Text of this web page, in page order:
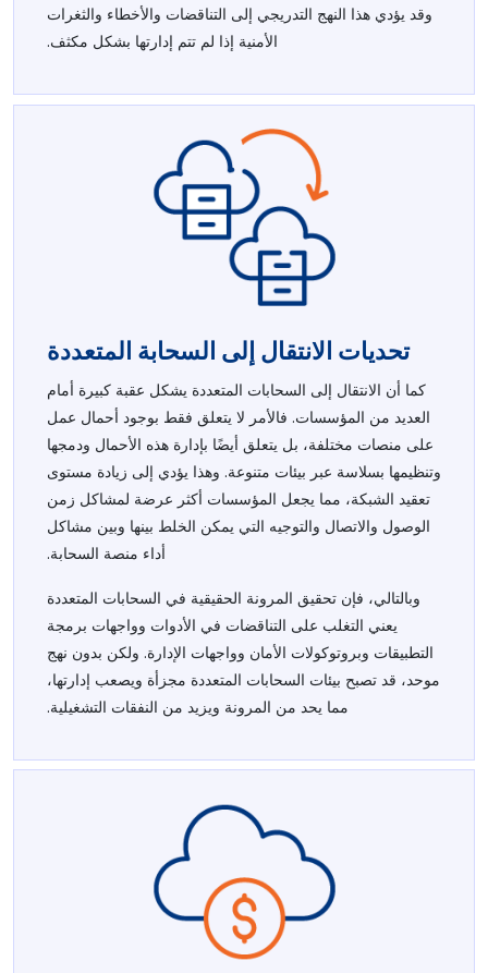
وقد يؤدي هذا النهج التدريجي إلى التناقضات والأخطاء والثغرات
الأمنية إذا لم تتم إدارتها بشكل مكثف.
تحديات الانتقال إلى السحابة المتعددة
كما أن الانتقال إلى السحابات المتعددة يشكل عقبة كبيرة أمام
العديد من المؤسسات. فالأمر لا يتعلق فقط بوجود أحمال عمل
على منصات مختلفة، بل يتعلق أيضًا بإدارة هذه الأحمال ودمجها
وتنظيمها بسلاسة عبر بيئات متنوعة. وهذا يؤدي إلى زيادة مستوى
تعقيد الشبكة، مما يجعل المؤسسات أكثر عرضة لمشاكل زمن
الوصول والاتصال والتوجيه التي يمكن الخلط بينها وبين مشاكل
أداء منصة السحابة.
وبالتالي، فإن تحقيق المرونة الحقيقية في السحابات المتعددة
يعني التغلب على التناقضات في الأدوات وواجهات برمجة
التطبيقات وبروتوكولات الأمان وواجهات الإدارة. ولكن بدون نهج
موحد، قد تصبح بيئات السحابات المتعددة مجزأة ويصعب إدارتها،
مما يحد من المرونة ويزيد من النفقات التشغيلية.